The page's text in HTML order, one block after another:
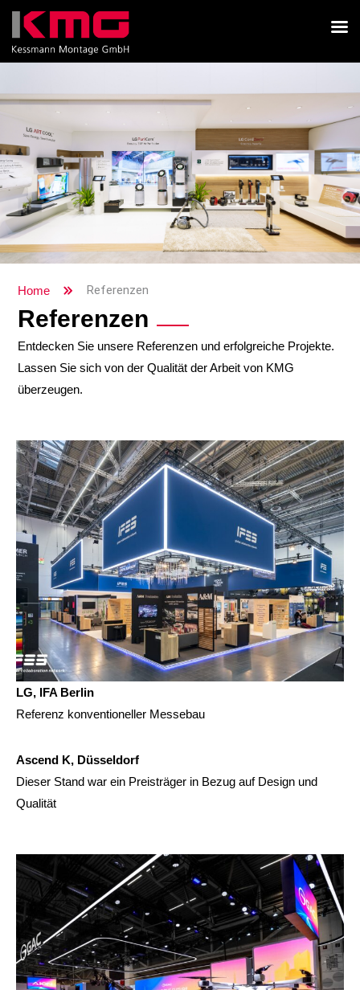
Home Referenzen
Referenzen
Entdecken Sie unsere Referenzen und erfolgreiche Projekte.
Lassen Sie sich von der Qualität der Arbeit von KMG
überzeugen.
LG, IFA Berlin
Referenz konventioneller Messebau
Ascend K, Düsseldorf
Dieser Stand war ein Preisträger in Bezug auf Design und
Qualität